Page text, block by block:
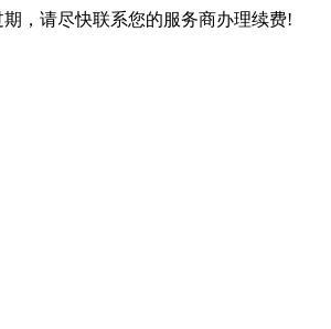
，请尽快联系您的服务商办理续费!